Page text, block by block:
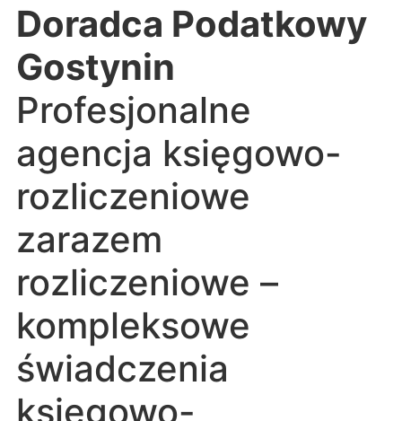
Doradca Podatkowy
Gostynin
Profesjonalne
agencja księgowo-
rozliczeniowe
zarazem
rozliczeniowe –
kompleksowe
świadczenia
księgowo-